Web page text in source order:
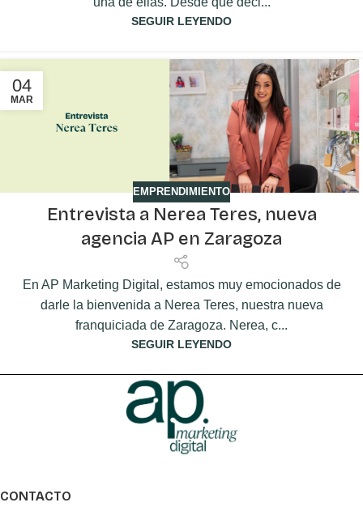
SEGUIR LEYENDO
04
MAR
EMPRENDIMIENTO
Entrevista a Nerea Teres, nueva
agencia AP en Zaragoza
En AP Marketing Digital, estamos muy emocionados de
darle la bienvenida a Nerea Teres, nuestra nueva
franquiciada de Zaragoza. Nerea, c...
SEGUIR LEYENDO
CONTACTO